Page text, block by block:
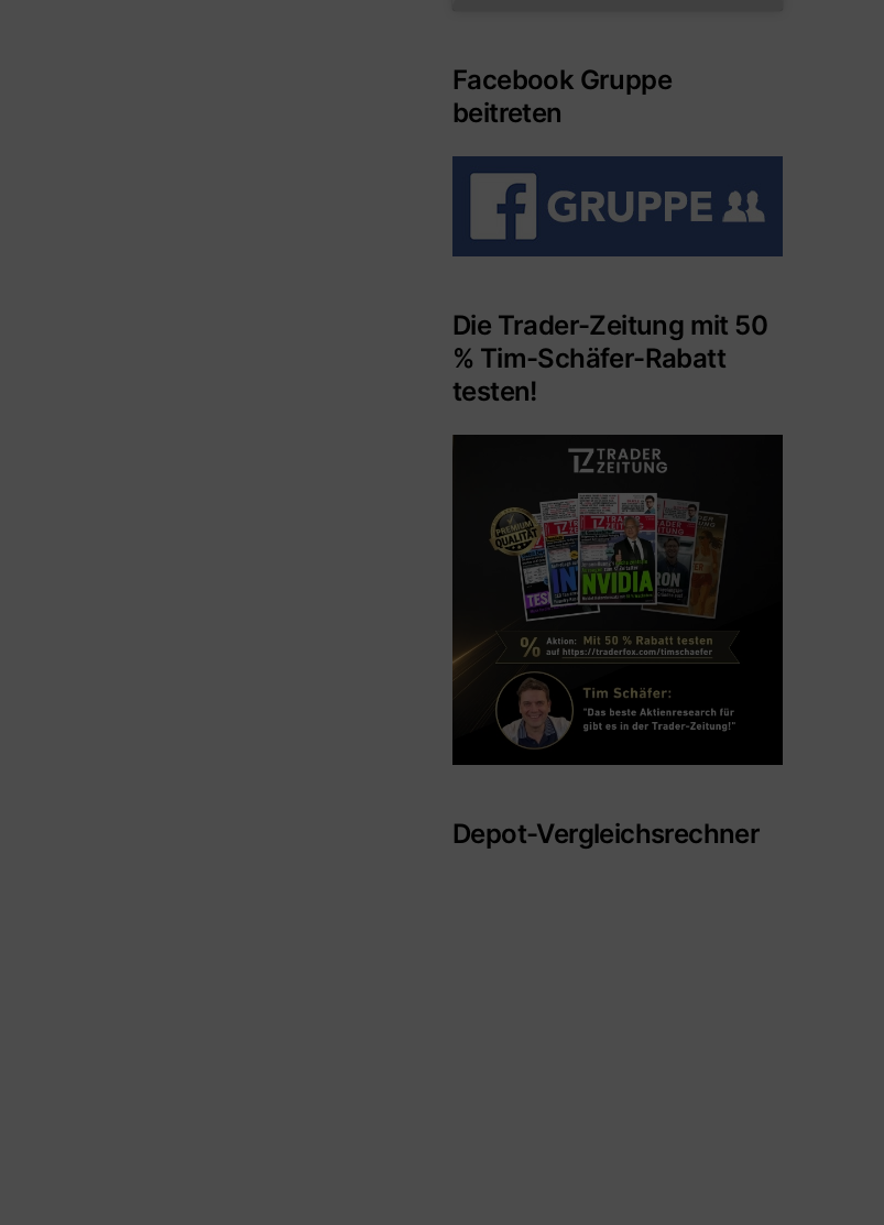
Facebook Gruppe
beitreten
Die Trader-Zeitung mit 50
% Tim-Schäfer-Rabatt
testen!
Depot-Vergleichsrechner